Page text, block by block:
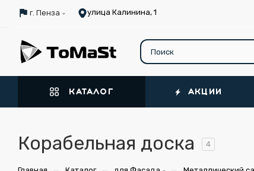
г. Пенза улица Калинина, 1
КАТАЛОГ АКЦИИ
Корабельная доска 4